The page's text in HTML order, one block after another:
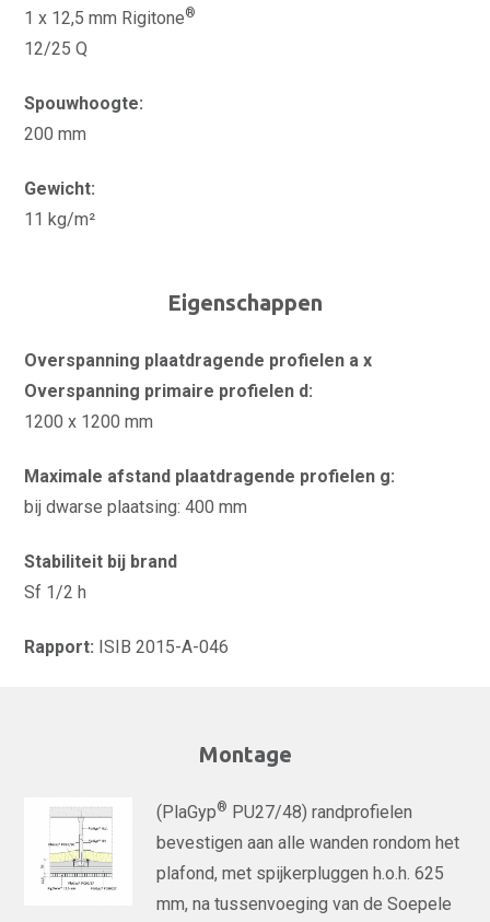
1 x 12,5 mm Rigitone®
12/25 Q
Spouwhoogte:
200 mm
Gewicht:
11 kg/m²
Eigenschappen
Overspanning plaatdragende profielen a x
Overspanning primaire profielen d:
1200 x 1200 mm
Maximale afstand plaatdragende profielen g:
bij dwarse plaatsing: 400 mm
Stabiliteit bij brand
Sf 1/2 h
Rapport: ISIB 2015-A-046
Montage
(PlaGyp® PU27/48) randprofielen
bevestigen aan alle wanden rondom het
plafond, met spijkerpluggen h.o.h. 625
mm, na tussenvoeging van de Soepele